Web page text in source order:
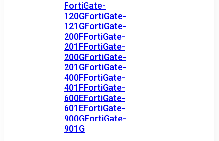
FortiGate-
120GFortiGate-
121GFortiGate-
200FFortiGate-
201FFortiGate-
200GFortiGate-
201GFortiGate-
400FFortiGate-
401FFortiGate-
600EFortiGate-
601EFortiGate-
900GFortiGate-
901G